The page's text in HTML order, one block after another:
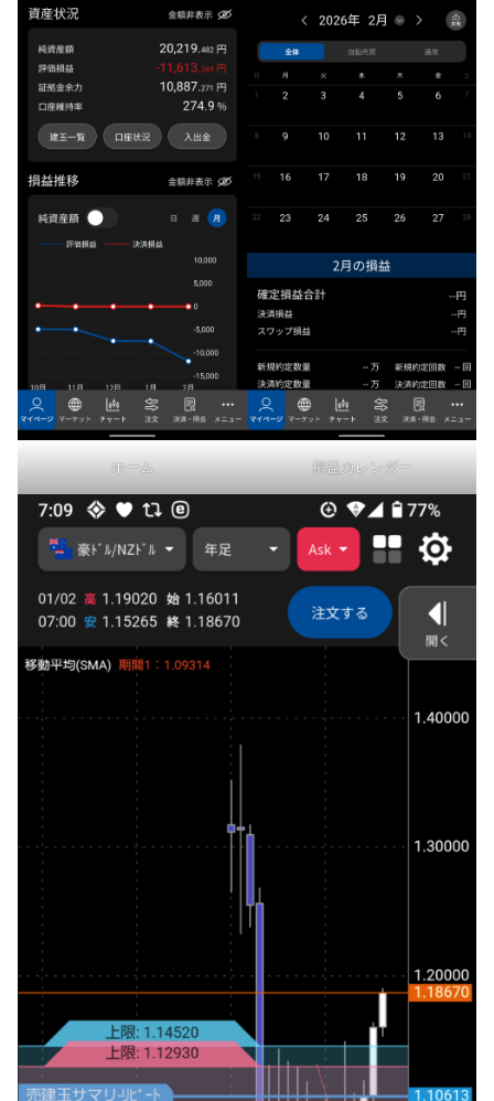
ホーム 損益カレンダー